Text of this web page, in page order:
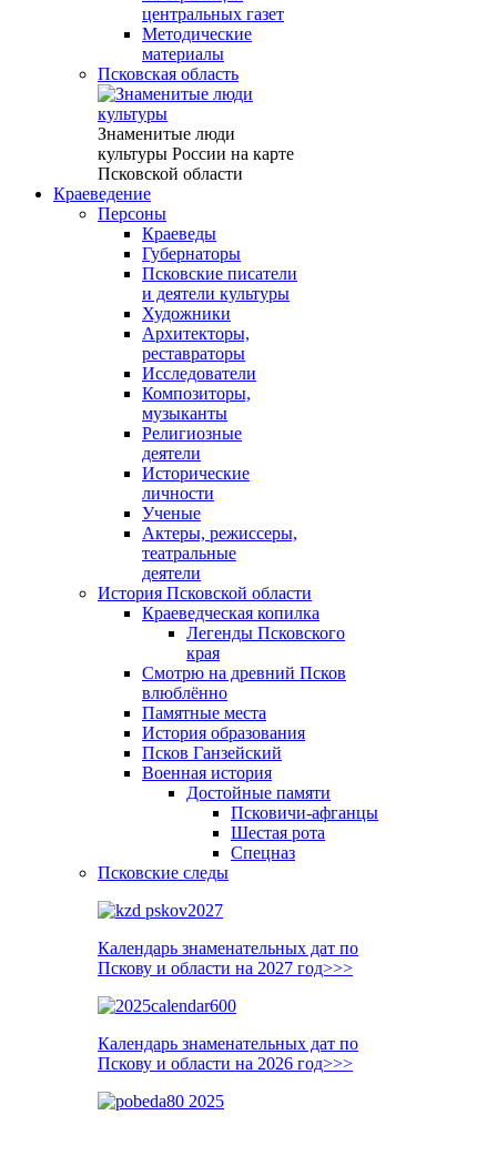
центральных газет
Методические
материалы
Псковская область
Знаменитые люди
культуры России на карте
Псковской области
Краеведение
Персоны
Краеведы
Губернаторы
Псковские писатели
и деятели культуры
Художники
Архитекторы,
реставраторы
Исследователи
Композиторы,
музыканты
Религиозные
деятели
Исторические
личности
Ученые
Актеры, режиссеры,
театральные
деятели
История Псковской области
Краеведческая копилка
Легенды Псковского
края
Смотрю на древний Псков
влюблённо
Памятные места
История образования
Псков Ганзейский
Военная история
Достойные памяти
Псковичи-афганцы
Шестая рота
Спецназ
Псковские следы
Календарь знаменательных дат по
Пскову и области на 2027 год>>>
Календарь знаменательных дат по
Пскову и области на 2026 год>>>